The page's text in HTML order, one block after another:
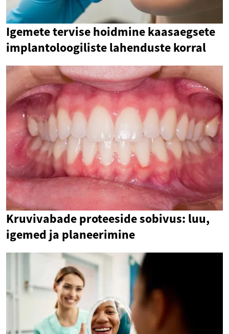
Igemete tervise hoidmine kaasaegsete
implantoloogiliste lahenduste korral
Kruvivabade proteeside sobivus: luu,
igemed ja planeerimine